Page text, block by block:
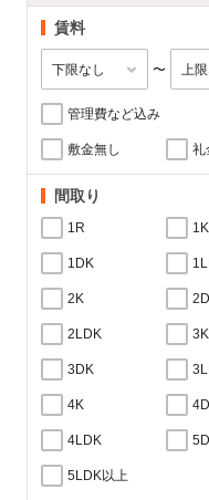
賃料
〜
管理費など込み
敷金無し 礼
間取り
1R 1K
1DK
2K
2LDK 3K
3DK
4K
4LDK
5LDK以上